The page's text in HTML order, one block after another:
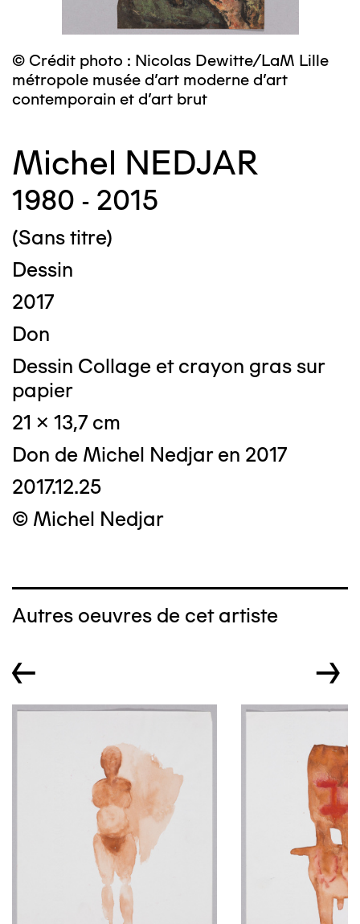
© Crédit photo : Nicolas Dewitte/LaM Lille
métropole musée d’art moderne d’art
contemporain et d’art brut
Michel NEDJAR
1980 - 2015
(Sans titre)
Dessin
2017
Don
Dessin Collage et crayon gras sur
papier
21 x 13,7 cm
Don de Michel Nedjar en 2017
2017.12.25
© Michel Nedjar
Autres oeuvres de cet artiste
← →